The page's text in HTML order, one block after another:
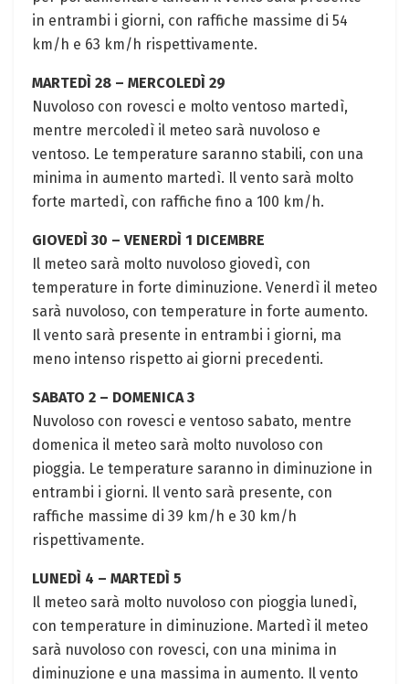
in entrambi i giorni, con raffiche massime di 54
km/h e 63 km/h rispettivamente.
MARTEDÌ 28 – MERCOLEDÌ 29
Nuvoloso con rovesci e molto ventoso martedì,
mentre mercoledì il meteo sarà nuvoloso e
ventoso. Le temperature saranno stabili, con una
minima in aumento martedì. Il vento sarà molto
forte martedì, con raffiche fino a 100 km/h.
GIOVEDÌ 30 – VENERDÌ 1 DICEMBRE
Il meteo sarà molto nuvoloso giovedì, con
temperature in forte diminuzione. Venerdì il meteo
sarà nuvoloso, con temperature in forte aumento.
Il vento sarà presente in entrambi i giorni, ma
meno intenso rispetto ai giorni precedenti.
SABATO 2 – DOMENICA 3
Nuvoloso con rovesci e ventoso sabato, mentre
domenica il meteo sarà molto nuvoloso con
pioggia. Le temperature saranno in diminuzione in
entrambi i giorni. Il vento sarà presente, con
raffiche massime di 39 km/h e 30 km/h
rispettivamente.
LUNEDÌ 4 – MARTEDÌ 5
Il meteo sarà molto nuvoloso con pioggia lunedì,
con temperature in diminuzione. Martedì il meteo
sarà nuvoloso con rovesci, con una minima in
diminuzione e una massima in aumento. Il vento